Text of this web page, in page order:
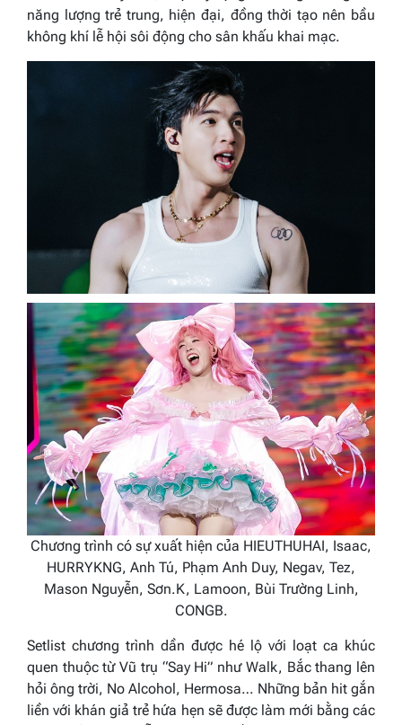
năng lượng trẻ trung, hiện đại, đồng thời tạo nên bầu
không khí lễ hội sôi động cho sân khấu khai mạc.
Chương trình có sự xuất hiện của HIEUTHUHAI, Isaac,
HURRYKNG, Anh Tú, Phạm Anh Duy, Negav, Tez,
Mason Nguyễn, Sơn.K, Lamoon, Bùi Trường Linh,
CONGB.
Setlist chương trình dần được hé lộ với loạt ca khúc
quen thuộc từ Vũ trụ “Say Hi” như Walk, Bắc thang lên
hỏi ông trời, No Alcohol, Hermosa… Những bản hit gắn
liền với khán giả trẻ hứa hẹn sẽ được làm mới bằng các